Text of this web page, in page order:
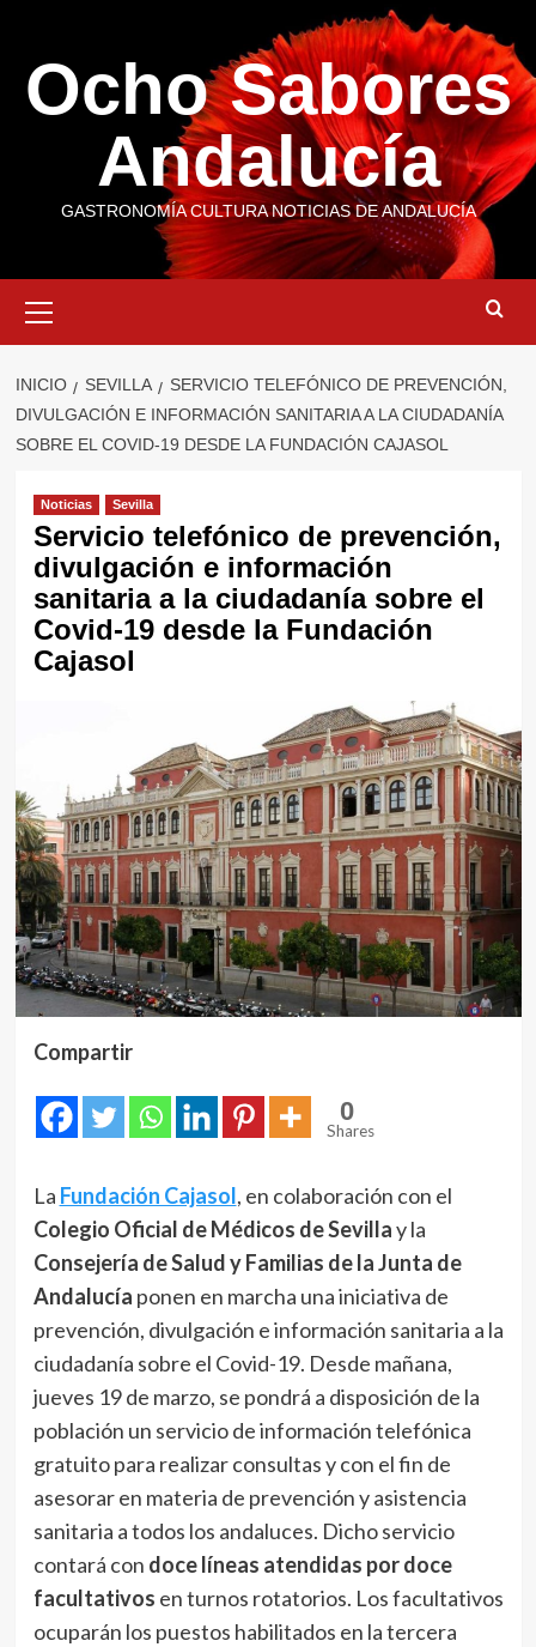
contenido
Ocho Sabores
Andalucía
GASTRONOMÍA CULTURA NOTICIAS DE ANDALUCÍA
primario
INICIO SEVILLA
SERVICIO TELEFÓNICO DE PREVENCIÓN,
DIVULGACIÓN E INFORMACIÓN SANITARIA A LA CIUDADANÍA
SOBRE EL COVID-19 DESDE LA FUNDACIÓN CAJASOL
Noticias Sevilla
Servicio telefónico de prevención,
divulgación e información
sanitaria a la ciudadanía sobre el
Covid-19 desde la Fundación
Cajasol
Compartir
0
Shares
La Fundación Cajasol, en colaboración con el
Colegio Oficial de Médicos de Sevillay la
Consejería de Salud y Familias de la Junta de
Andalucía ponen en marcha una iniciativa de
prevención, divulgación e información sanitaria a la
ciudadanía sobre el Covid-19. Desde mañana,
jueves 19 de marzo, se pondrá a disposición de la
población un servicio de información telefónica
gratuito para realizar consultas y con el fin de
asesorar en materia de prevención y asistencia
sanitaria a todos los andaluces. Dicho servicio
contará con doce líneas atendidas por doce
facultativos en turnos rotatorios. Los facultativos
ocuparán los puestos habilitados en la tercera